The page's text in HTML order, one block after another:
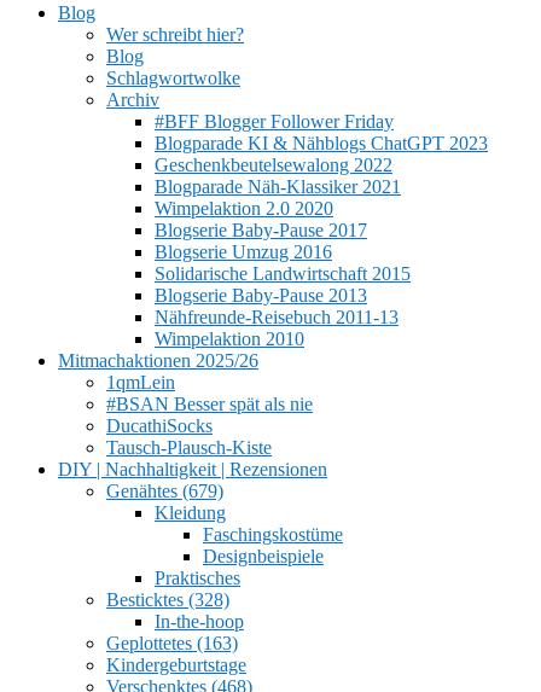
Blog
Wer schreibt hier?
Blog
Schlagwortwolke
Archiv
#BFF Blogger Follower Friday
Blogparade KI & Nähblogs ChatGPT 2023
Geschenkbeutelsewalong 2022
Blogparade Näh-Klassiker 2021
Wimpelaktion 2.0 2020
Blogserie Baby-Pause 2017
Blogserie Umzug 2016
Solidarische Landwirtschaft 2015
Blogserie Baby-Pause 2013
Nähfreunde-Reisebuch 2011-13
Wimpelaktion 2010
Mitmachaktionen 2025/26
1qmLein
#BSAN Besser spät als nie
DucathiSocks
Tausch-Plausch-Kiste
DIY | Nachhaltigkeit | Rezensionen
Genähtes (679)
Kleidung
Faschingskostüme
Designbeispiele
Praktisches
Besticktes (328)
In-the-hoop
Geplottetes (163)
Kindergeburtstage
Verschenktes (468)